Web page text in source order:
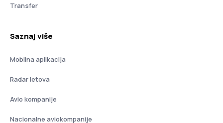
Transfer
Saznaj više
Mobilna aplikacija
Radar letova
Avio kompanije
Nacionalne aviokompanije